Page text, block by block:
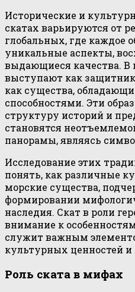
Исторические и
скатах варьируются от
глобальных, где каждое
уникальные аспекты,
выдающиеся качества. В
выступают как
как существа,
способностями. Эти
структуру историй и
становятся
панорамы, являясь
Исследование этих
понять, как различные
морские существа,
формировании
наследия. Скат в роли
внимание к
служит важным
культурных ценностей и
Роль ската в мифах